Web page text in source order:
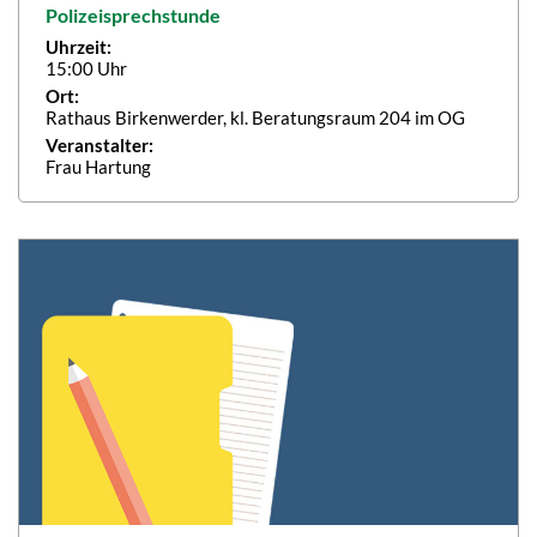
Polizeisprechstunde
Uhrzeit:
15:00 Uhr
Ort:
Rathaus Birkenwerder, kl. Beratungsraum 204 im OG
Veranstalter:
Frau Hartung